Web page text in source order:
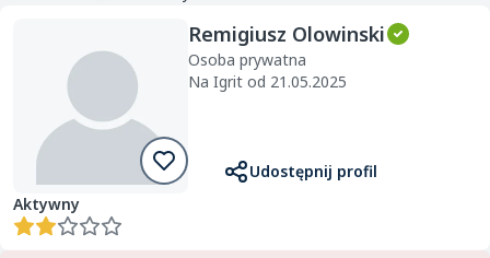
Remigiusz Olowinski
Osoba prywatna
Na Igrit od 21.05.2025
Udostępnij profil
Aktywny